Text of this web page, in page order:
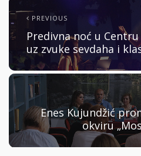
PREVIOUS
Predivna noć u
uz zvuke sevdaha i
Enes Kujundžić
okviru